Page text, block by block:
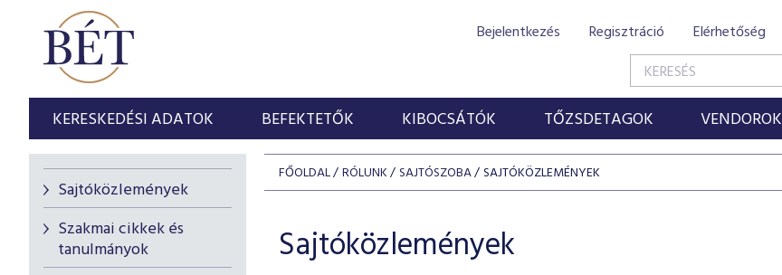
Bejelentkezés Regisztráció Elérhetőség
KERESKEDÉSI ADATOK BEFEKTETŐK KIBOCSÁTÓK TŐZSDETAGOK VENDOROK
Sajtóközlemények
Szakmai cikkek és
tanulmányok
FŐOLDAL RÓLUNK SAJTÓSZOBA SAJTÓKÖZLEMÉNYEK
Sajtóközlemények